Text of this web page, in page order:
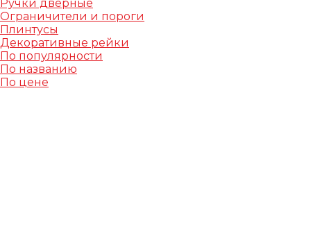
Ручки дверные
Ограничители и пороги
Плинтусы
Декоративные рейки
По популярности
По названию
По цене